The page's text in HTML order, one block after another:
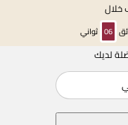
خلال
06 ثواني
لديك